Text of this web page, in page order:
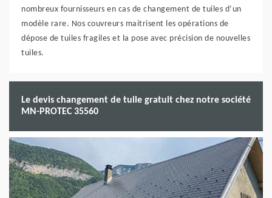
nombreux fournisseurs en cas de changement de tuiles d’un
modèle rare. Nos couvreurs maitrisent les opérations de
dépose de tuiles fragiles et la pose avec précision de nouvelles
tuiles.
Le devis changement de tuile gratuit chez notre société
MN-PROTEC 35560